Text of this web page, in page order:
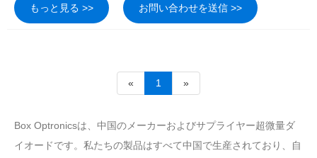
もっと見る >> お問い合わせを送信 >>
« 1 »
Box Optronicsは、中国のメーカーおよびサプライヤー超微量ダ
イオードです。私たちの製品はすべて中国で生産されており、自